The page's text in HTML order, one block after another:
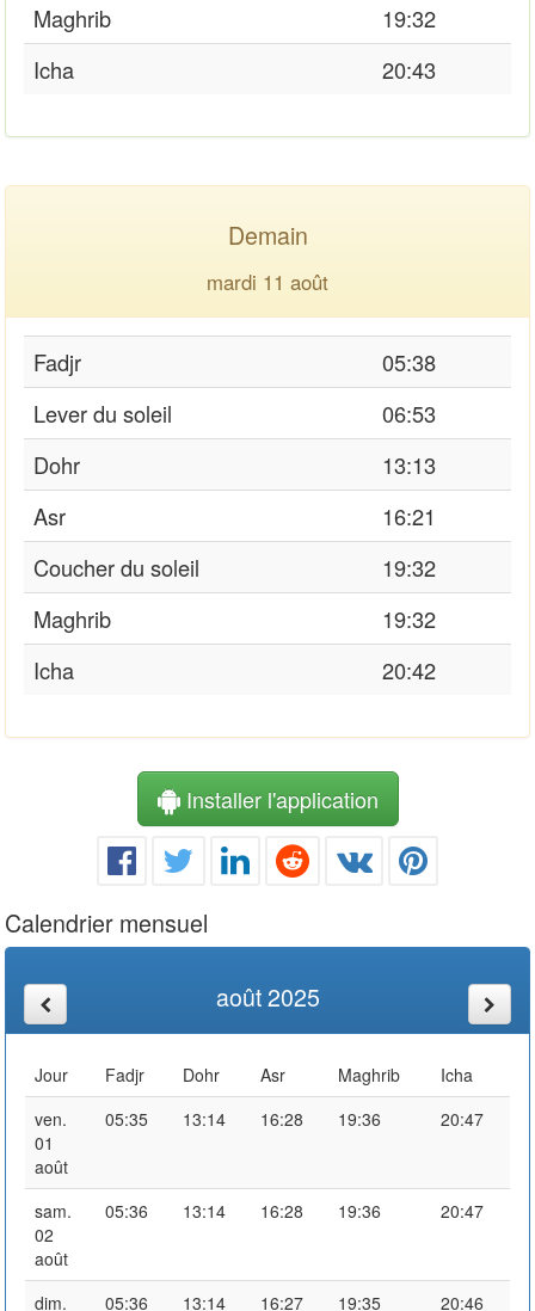
Maghrib
19:32
Icha
20:43
Demain
mardi 11 août
Fadjr
05:38
Lever du soleil
06:53
Dohr
13:13
Asr
16:21
Coucher du soleil
19:32
Maghrib
19:32
Icha
20:42
Installer l'application
Calendrier mensuel
août 2025
Jour Fadjr Dohr Asr Maghrib
Icha
ven.
01
août
05:35 13:14 16:28 19:36 20:47
sam.
02
août
05:36 13:14 16:28 19:36 20:47
dim.
05:36 13:14 16:27 19:35 20:46